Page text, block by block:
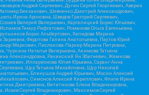
Андрей Сергеевич, Дугин Сергей Георгиевич, Аверин
Бекханович, Шевченко Дмитрий Александрович,
Ирина Ароновна, Шведов Григорий Сергеевич,
Валерий Валерьевич, Каргалицкий Борис Юльевич,
Тимур Рифгатович, Романова Ольга Евгеньевна,
Борис Альбертович, Халидова Марина
Федотова Галина Анатольевна, Паутов Юрий
Маркович, Пислакова-Паркер Марина Петровна,
Чуркина Наталья Валерьевна, Акимова Татьяна
Александровна, Рачинский Ян Збигневич, Жемкова
Илларионова Юлия Юрьевна, Саранг Анна
Щур Татьяна Михайловна, Щур Николай
Блинушов Андрей Юрьевич, Мосин Алексей
Симонов Алексей Кириллович, Флиге Ирина
Дмитриевна, Вититинова Елена Владимировна,
Исаев Сергей Владимирович, Максимов Сергей